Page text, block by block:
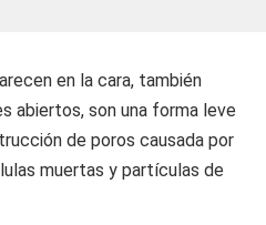
en la cara, también
abiertos, son una forma leve
de poros causada por
muertas y partículas de